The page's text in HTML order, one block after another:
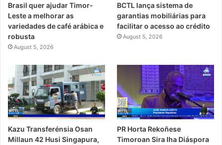
Brasil quer ajudar Timor-
Leste a melhorar as
variedades de café arábica e
robusta
August 5, 2026
BCTL lança sistema de
garantias mobiliárias para
facilitar o acesso ao crédito
August 5, 2026
Kazu Transferénsia Osan
Millaun 42 Husi Singapura,
PR Horta Rekoñese
Timoroan Sira Iha Diáspora